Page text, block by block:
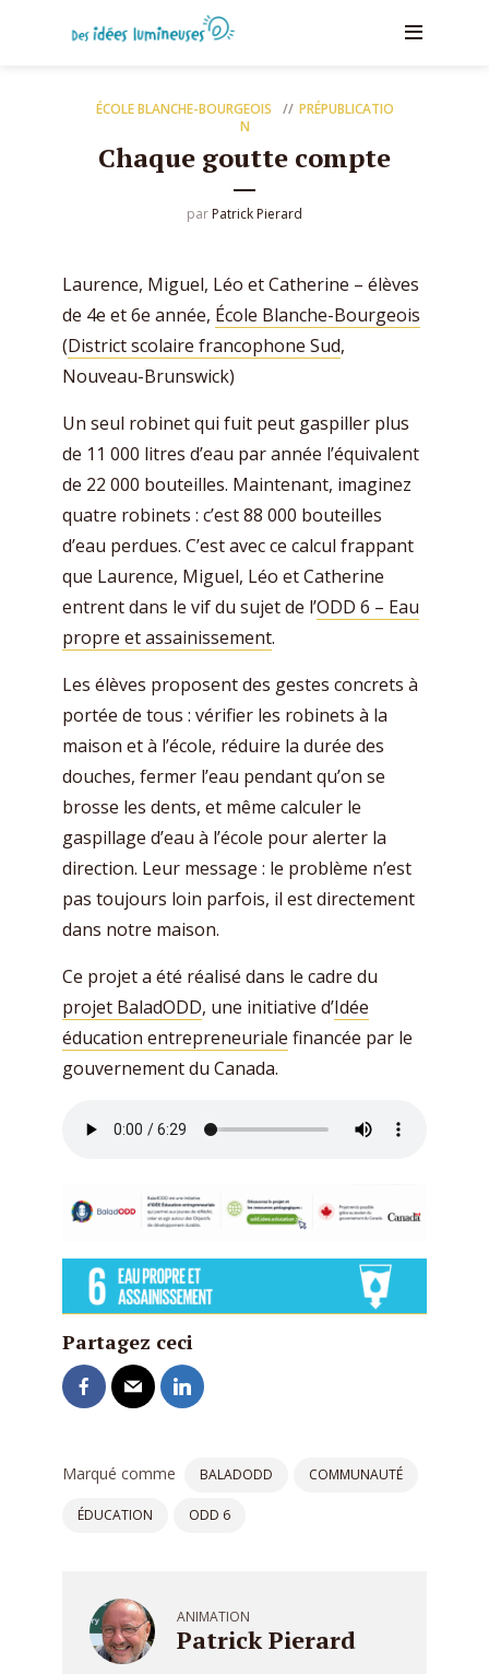
ÉCOLE BLANCHE-BOURGEOIS
PRÉPUBLICATIO
N
Chaque goutte compte
par Patrick Pierard
Laurence, Miguel, Léo et Catherine – élèves
de 4e et 6e année, École Blanche-Bourgeois
(District scolaire francophone Sud,
Nouveau-Brunswick)
Un seul robinet qui fuit peut gaspiller plus
de 11 000 litres d’eau par année l’équivalent
de 22 000 bouteilles. Maintenant, imaginez
quatre robinets : c’est 88 000 bouteilles
d’eau perdues. C’est avec ce calcul frappant
que Laurence, Miguel, Léo et Catherine
entrent dans le vif du sujet de l’ODD 6 – Eau
propre et assainissement.
Les élèves proposent des gestes concrets à
portée de tous : vérifier les robinets à la
maison et à l’école, réduire la durée des
douches, fermer l’eau pendant qu’on se
brosse les dents, et même calculer le
gaspillage d’eau à l’école pour alerter la
direction. Leur message : le problème n’est
pas toujours loin parfois, il est directement
dans notre maison.
Ce projet a été réalisé dans le cadre du
projet BaladODD, une initiative d’Idée
éducation entrepreneuriale financée par le
gouvernement du Canada.
Partagez ceci
Marqué comme BALADODD COMMUNAUTÉ
ÉDUCATION ODD 6
ANIMATION
Patrick Pierard